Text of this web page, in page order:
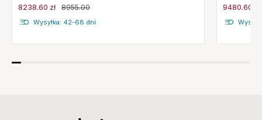
8238.60 zł 8955.00
Wysyłka: 42-68 dni
9480.60 zł